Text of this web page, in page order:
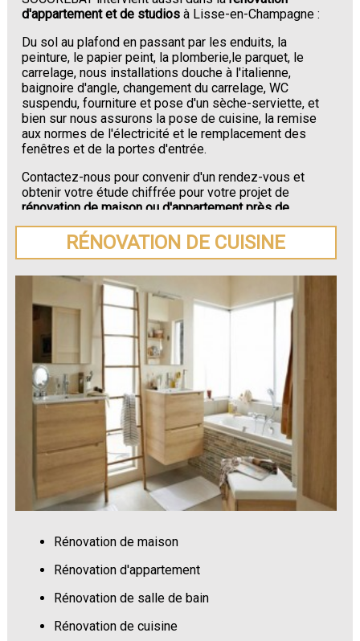
d'appartement et de studios à Lisse-en-Champagne :
Du sol au plafond en passant par les enduits, la
peinture, le papier peint, la plomberie,le parquet, le
carrelage, nous installations douche à l'italienne,
baignoire d'angle, changement du carrelage, WC
suspendu, fourniture et pose d'un sèche-serviette, et
bien sur nous assurons la pose de cuisine, la remise
aux normes de l'électricité et le remplacement des
fenêtres et de la portes d'entrée.
Contactez-nous pour convenir d'un rendez-vous et
obtenir votre étude chiffrée pour votre projet de
rénovation de maison ou d'appartement près de
Lisse-en-Champagne.
RÉNOVATION DE CUISINE
Rénovation de maison
Rénovation d'appartement
Rénovation de salle de bain
Rénovation de cuisine